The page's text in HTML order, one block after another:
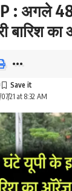
: अगले
बारिश
21 at 8:32 AM